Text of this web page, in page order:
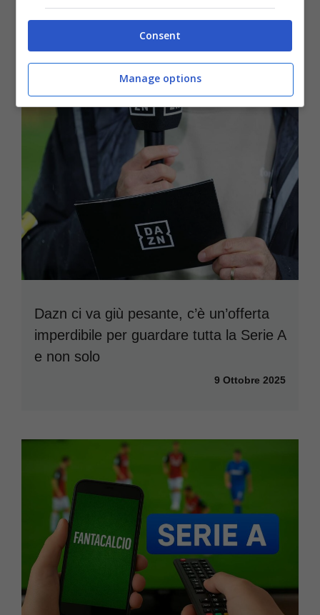
Dazn ci va giù pesante, c’è un’offerta
imperdibile per guardare tutta la Serie A
e non solo
9 Ottobre 2025
Consent
Manage options